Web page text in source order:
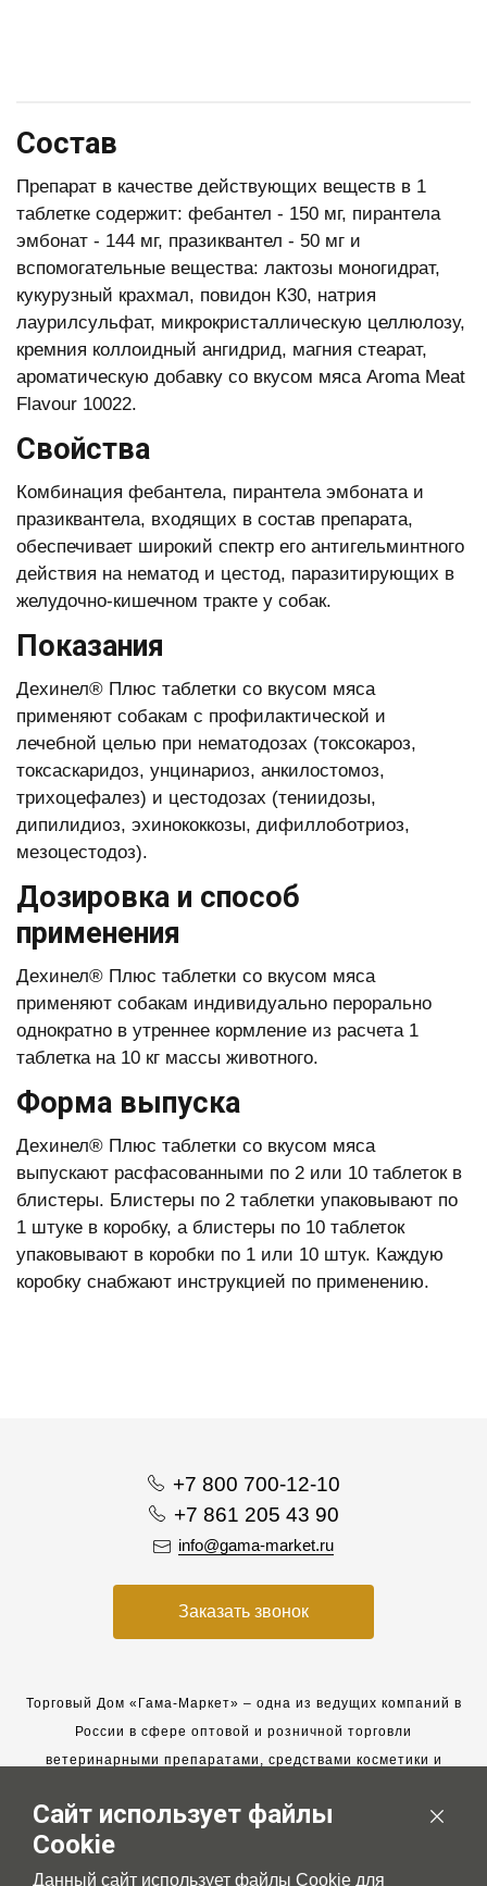
Состав
Препарат в качестве действующих веществ в 1
таблетке содержит: фебантел - 150 мг, пирантела
эмбонат - 144 мг, празиквантел - 50 мг и
вспомогательные вещества: лактозы моно­гидрат,
кукурузный крахмал, повидон К30, натрия
лаурилсульфат, микрокристаллическую целлюлозу,
кремния коллоидный ангидрид, магния стеарат,
ароматическую добавку со вкусом мяса Aroma Meat
Flavour 10022.
Свойства
Комбинация фебантела, пирантела эмбоната и
празиквантела, входящих в состав препарата,
обеспечивает широкий спектр его антигельминтного
действия на нематод и цестод, паразитирующих в
желудочно-кишечном тракте у собак.
Показания
Дехинел® Плюс таблетки со вкусом мяса
применяют собакам с профилактической и
лечебной целью при нематодозах (токсокароз,
токсаскаридоз, унцинариоз, анкилостомоз,
трихоцефалез) и цестодозах (тениидозы,
дипилидиоз, эхинококкозы, дифиллоботриоз,
мезоцестодоз).
Дозировка и способ
применения
Дехинел® Плюс таблетки со вкусом мяса
применяют собакам индивидуально перорально
однократно в утреннее кормление из расчета 1
таблетка на 10 кг массы животного.
Форма выпуска
Дехинел® Плюс таблетки со вкусом мяса
выпускают расфасованными по 2 или 10 таблеток в
блистеры. Блистеры по 2 таблетки упаковывают по
1 штуке в коробку, а блистеры по 10 таблеток
упаковывают в коробки по 1 или 10 штук. Каждую
коробку снабжают инструк­цией по применению.
+7 800 700-12-10
+7 861 205 43 90
info@gama-market.ru
Заказать звонок
Торговый Дом «Гама-Маркет» – одна из ведущих компаний в
России в сфере оптовой и розничной торговли
ветеринарными препаратами, средствами косметики и
Мы работаем с 2005 года. Мы приглашаем к сотрудничеству
новых клиентов и всегда рассчитываем на взаимовыгодные,
долгосрочные партнерские отношения.
Сайт использует файлы
Cookie
Данный сайт использует файлы Cookie для